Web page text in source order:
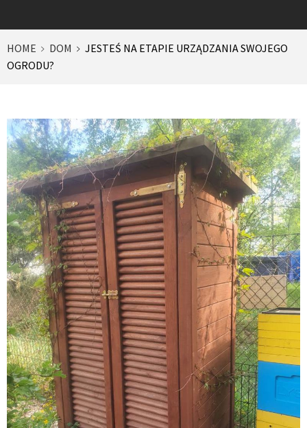
HOME DOM
JESTEŚ NA ETAPIE URZĄDZANIA SWOJEGO
OGRODU?